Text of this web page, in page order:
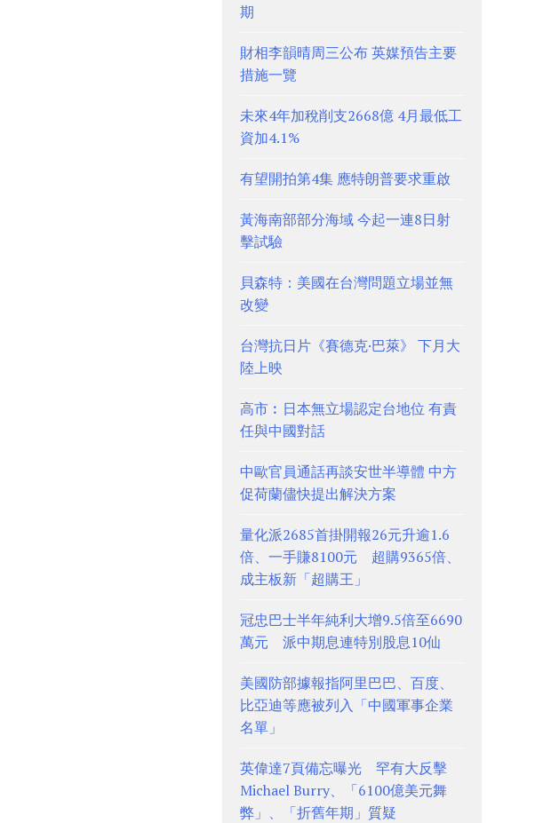
期
財相李韻晴周三公布 英媒預告主要
措施一覽
未來4年加稅削支2668億 4月最低工
資加4.1%
有望開拍第4集 應特朗普要求重啟
黃海南部部分海域 今起一連8日射
擊試驗
貝森特：美國在台灣問題立場並無
改變
台灣抗日片《賽德克·巴萊》 下月大
陸上映
高市︰日本無立場認定台地位 有責
任與中國對話
中歐官員通話再談安世半導體 中方
促荷蘭儘快提出解決方案
量化派2685首掛開報26元升逾1.6
倍、一手賺8100元 超購9365倍、
成主板新「超購王」
冠忠巴士半年純利大增9.5倍至6690
萬元 派中期息連特別股息10仙
美國防部據報指阿里巴巴、百度、
比亞迪等應被列入「中國軍事企業
名單」
英偉達7頁備忘曝光 罕有大反擊
Michael Burry、「6100億美元舞
弊」、「折舊年期」質疑